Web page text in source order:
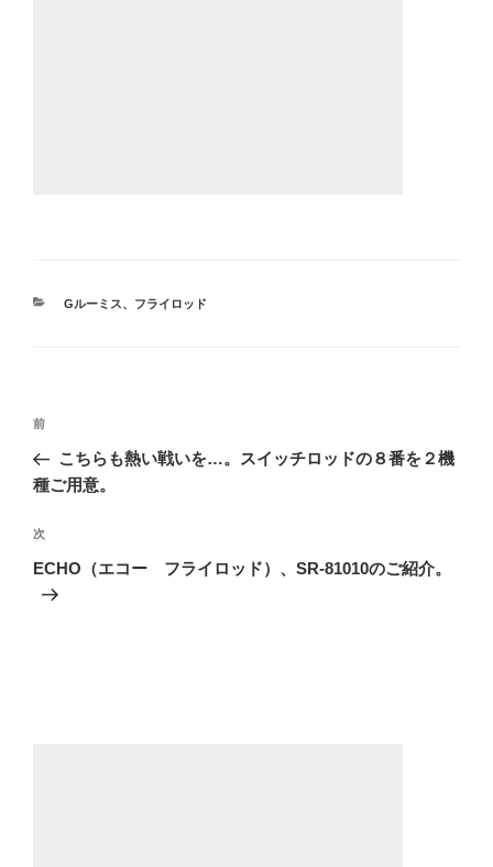
カ
Gルーミス、 フライロッド
投
ナ
ゲ
ー
シ
前
の
投
前
こちらも熱い戦いを…。スイッチロッドの８番を２機
種ご用意。
次
の
投
次
ECHO（エコー フライロッド）、SR-81010のご紹介。